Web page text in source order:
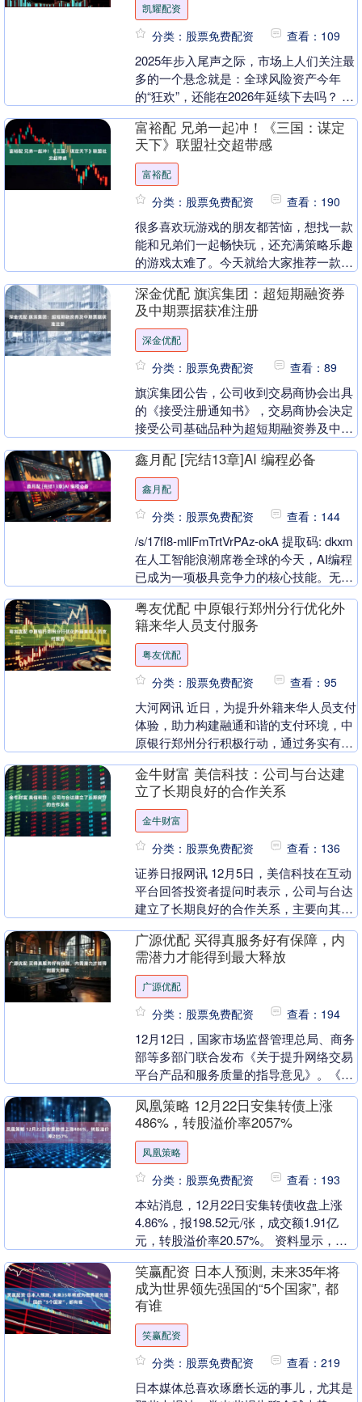
凯耀配资
分类：股票免费配资 查看：109
2025年步入尾声之际，市场上人们关注最
多的一个悬念就是：全球风险资产今年
的“狂欢”，还能在2026年延续下去吗？ 北
25....
富裕配 兄弟一起冲！《三国：谋定
天下》联盟社交超带感
富裕配
分类：股票免费配资 查看：190
很多喜欢玩游戏的朋友都苦恼，想找一款
能和兄弟们一起畅快玩，还充满策略乐趣
的游戏太难了。今天就给大家推荐一款已
国：谋定天下》....
深金优配 旗滨集团：超短期融资券
及中期票据获准注册
深金优配
分类：股票免费配资 查看：89
旗滨集团公告，公司收到交易商协会出具
的《接受注册通知书》，交易商协会决定
接受公司基础品种为超短期融资券及中期
资券注册金额为2....
鑫月配 [完结13章]AI 编程必备
鑫月配
分类：股票免费配资 查看：144
/s/17fI8-mllFmTrtVrPAz-okA 提取码: dkxm
在人工智能浪潮席卷全球的今天，AI编程
已成为一项极具竞争力的核心技能。无论
粤友优配 中原银行郑州分行优化外
籍来华人员支付服务
粤友优配
分类：股票免费配资 查看：95
大河网讯 近日，为提升外籍来华人员支付
体验，助力构建融通和谐的支付环境，中
原银行郑州分行积极行动，通过务实有效
求。 便利现金兑....
金牛财富 美信科技：公司与台达建
立了长期良好的合作关系
金牛财富
分类：股票免费配资 查看：136
证券日报网讯 12月5日，美信科技在互动
平台回答投资者提问时表示，公司与台达
建立了长期良好的合作关系，主要向其提
报） 海量....
广源优配 买得真服务好有保障，内
需潜力才能得到最大释放
广源优配
分类：股票免费配资 查看：194
12月12日，国家市场监督管理总局、商务
部等多部门联合发布《关于提升网络交易
平台产品和服务质量的指导意见》。《指
品和服务....
凤凰策略 12月22日安集转债上涨
486%，转股溢价率2057%
凤凰策略
分类：股票免费配资 查看：193
本站消息，12月22日安集转债收盘上涨
4.86%，报198.52元/张，成交额1.91亿
元，转股溢价率20.57%。 资料显示，安
笑赢配资 日本人预测, 未来35年将
成为世界领先强国的“5个国家”, 都
有谁
笑赢配资
分类：股票免费配资 查看：219
日本媒体总喜欢琢磨长远的事儿，尤其是